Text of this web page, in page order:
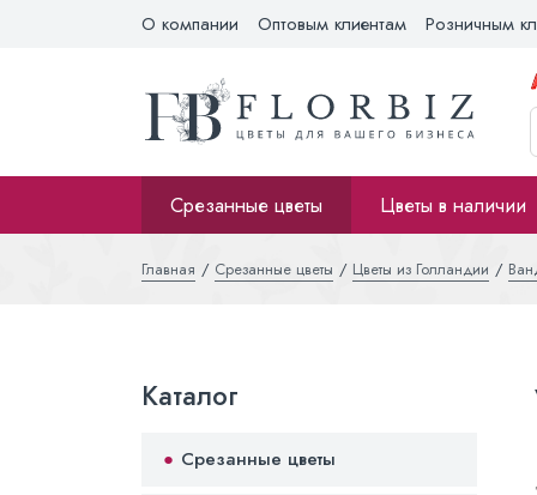
О компании Оптовым клиентам Розничным
Срезанные цветы Цветы в наличии
Главная Срезанные цветы Цветы из Голландии
Каталог
Срезанные цветы